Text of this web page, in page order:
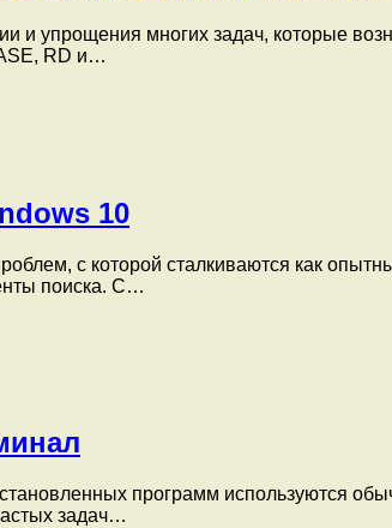
и упрощения многих задач, которые
RD и…
10
с которой сталкиваются как
поиска. С…
программ используются
задач…